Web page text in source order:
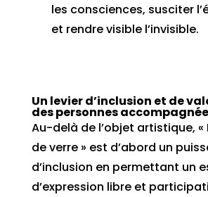
les consciences, susciter
et rendre visible l’invisible.
Un levier d’inclusion et de
des personnes
Au-delà de l’objet artistique, «
de verre » est d’abord un
d’inclusion en permettant un
d’expression libre et